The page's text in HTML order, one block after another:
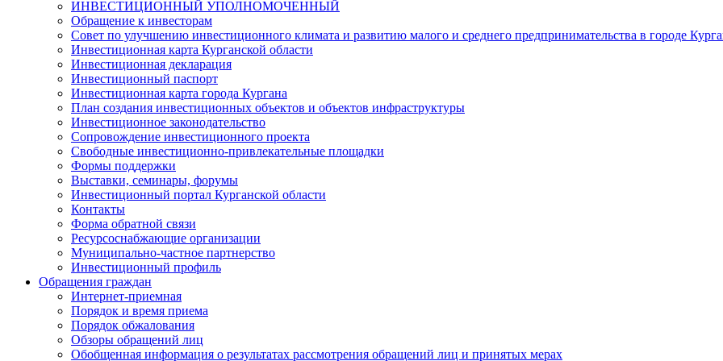
ИНВЕСТИЦИОННЫЙ УПОЛНОМОЧЕННЫЙ
Обращение к инвесторам
Совет по улучшению инвестиционного климата и развитию малого и среднего предпринимательства в городе
Инвестиционная карта Курганской области
Инвестиционная декларация
Инвестиционный паспорт
Инвестиционная карта города Кургана
План создания инвестиционных объектов и объектов инфраструктуры
Инвестиционное законодательство
Сопровождение инвестиционного проекта
Свободные инвестиционно-привлекательные площадки
Формы поддержки
Выставки, семинары, форумы
Инвестиционный портал Курганской области
Контакты
Форма обратной связи
Ресурсоснабжающие организации
Муниципально-частное партнерство
Инвестиционный профиль
Обращения граждан
Интернет-приемная
Порядок и время приема
Порядок обжалования
Обзоры обращений лиц
Обобщенная информация о результатах рассмотрения обращений лиц и принятых мерах